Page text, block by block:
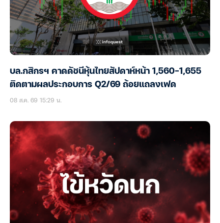
บล.กสิกรฯ คาดดัชนีหุ้นไทยสัปดาห์หน้า 1,560-1,655
ติดตามผลประกอบการ Q2/69 ถ้อยแถลงเฟด
08 ส.ค. 69 15:29 น.